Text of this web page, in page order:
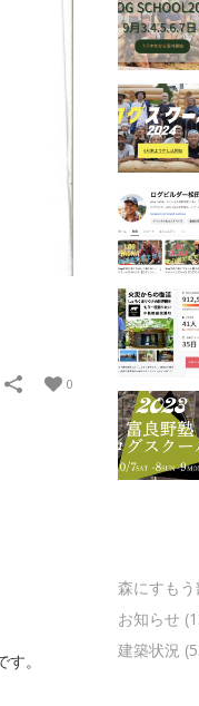
0
。
森にすもう
お知らせ
建築状況